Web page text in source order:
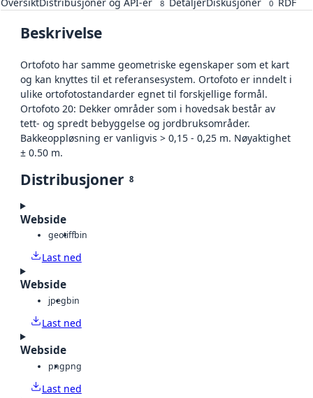
8 0
Beskrivelse
Ortofoto har samme geometriske egenskaper som et kart
og kan knyttes til et referansesystem. Ortofoto er inndelt i
ulike ortofotostandarder egnet til forskjellige formål.
Ortofoto 20: Dekker områder som i hovedsak består av
tett- og spredt bebyggelse og jordbruksområder.
Bakkeoppløsning er vanligvis > 0,15 - 0,25 m. Nøyaktighet
± 0.50 m.
Distribusjoner 8
Webside
geotiffbin
Last ned
Webside
jpegbin
Last ned
Webside
pngpng
Last ned